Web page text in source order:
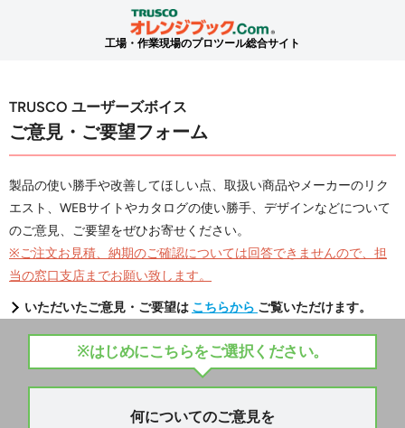
工場・作業現場のプロツール総合サイト
TRUSCO ユーザーズボイス
ご意見・ご要望フォーム
製品の使い勝手や改善してほしい点、取扱い商品やメーカーのリク
エスト、WEBサイトやカタログの使い勝手、デザインなどについて
のご意見、ご要望をぜひお寄せください。
※ご注文お見積、納期のご確認については回答できませんので、担
当の窓口支店までお願い致します。
いただいたご意見・ご要望は こちらから ご覧いただけます。
※はじめにこちらをご選択ください。
何についてのご意見を